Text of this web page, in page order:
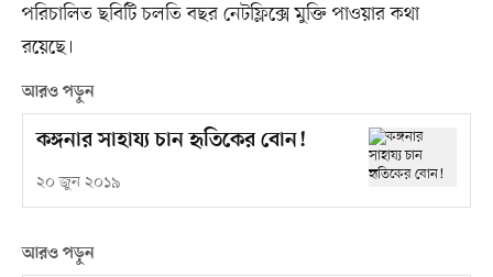
পরিচালিত ছবিটি চলতি বছর নেটফ্লিক্সে মুক্তি পাওয়ার কথা
রয়েছে।
আরও পড়ুন
কঙ্গনার সাহায্য চান হৃতিকের বোন!
২০ জুন ২০১৯
আরও পড়ুন